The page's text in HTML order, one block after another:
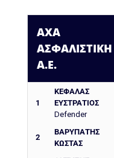
AXA
ΑΣΦΑΛΙΣΤΙΚΗ
Α.Ε.
1
ΚΕΦΑΛΑΣ
ΕΥΣΤΡΑΤΙΟΣ
Defender
2
ΒΑΡΥΠΑΤΗΣ
ΚΩΣΤΑΣ